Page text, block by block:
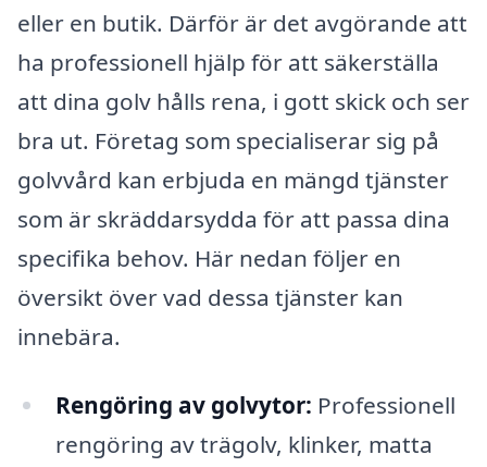
eller en butik. Därför är det avgörande att
ha professionell hjälp för att säkerställa
att dina golv hålls rena, i gott skick och ser
bra ut. Företag som specialiserar sig på
golvvård kan erbjuda en mängd tjänster
som är skräddarsydda för att passa dina
specifika behov. Här nedan följer en
översikt över vad dessa tjänster kan
innebära.
Rengöring av golvytor: Professionell
rengöring av trägolv, klinker, matta